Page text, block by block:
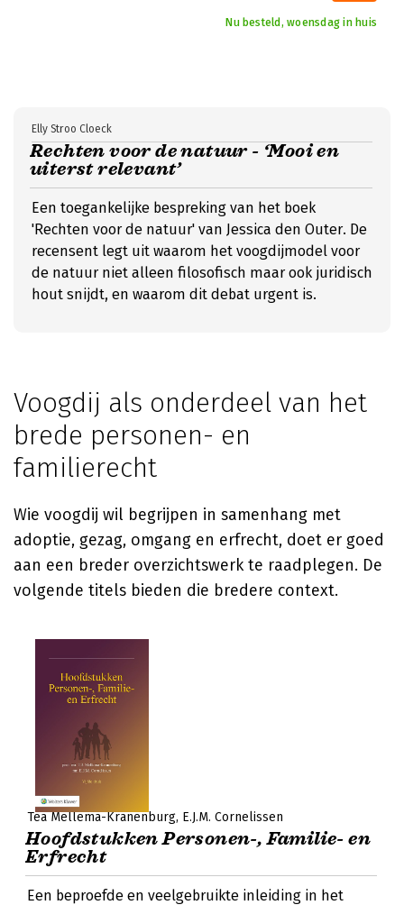
Nu besteld, woensdag in huis
Rechten voor de natuur - ‘Mooi en
uiterst relevant’
Elly Stroo Cloeck
Een toegankelijke bespreking van het boek
'Rechten voor de natuur' van Jessica den Outer. De
recensent legt uit waarom het voogdijmodel voor
de natuur niet alleen filosofisch maar ook juridisch
hout snijdt, en waarom dit debat urgent is.
Voogdij als onderdeel van het
brede personen- en
familierecht
Wie voogdij wil begrijpen in samenhang met
adoptie, gezag, omgang en erfrecht, doet er goed
aan een breder overzichtswerk te raadplegen. De
volgende titels bieden die bredere context.
Tea Mellema-Kranenburg E.J.M. Cornelissen
Hoofdstukken Personen-, Familie- en
Erfrecht
Een beproefde en veelgebruikte inleiding in het